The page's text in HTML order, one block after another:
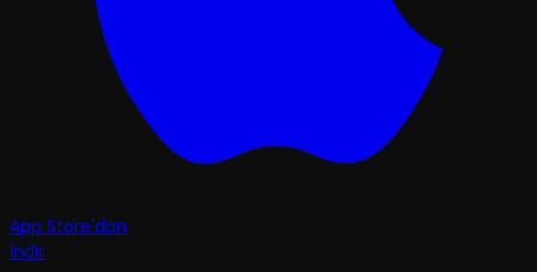
App Store'dan
İndir